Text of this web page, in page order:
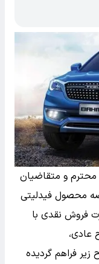
محترم و متقاضیان
محصول فیدلیتی
صورت فروش نقدی با
عادی،
فراهم گردیده